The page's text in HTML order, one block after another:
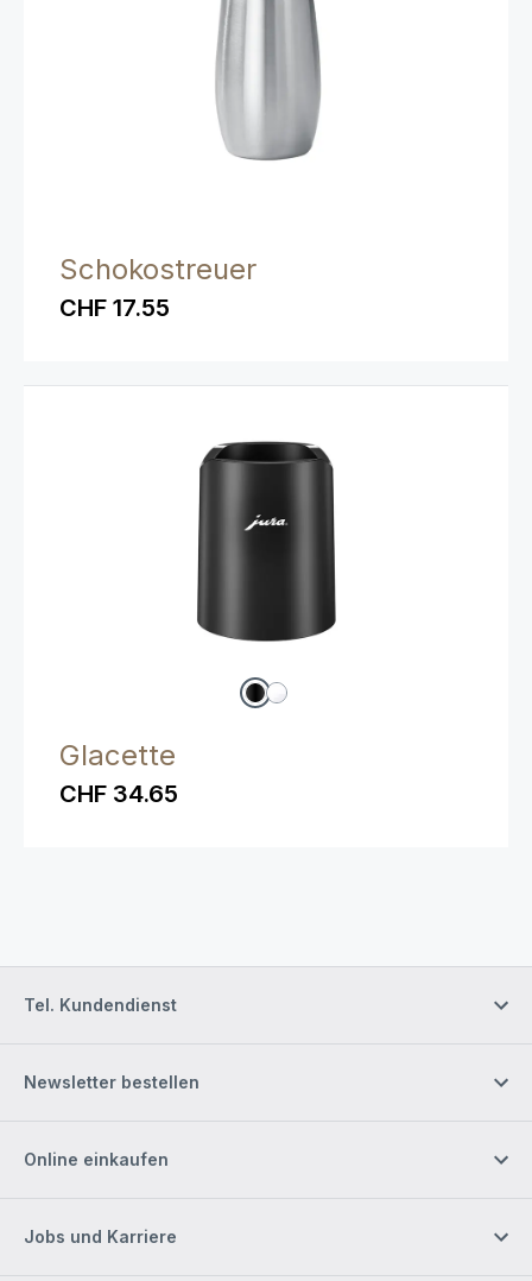
Schokostreuer
CHF 17.55
Glacette
CHF 34.65
Tel. Kundendienst
Newsletter bestellen
Online einkaufen
Jobs und Karriere